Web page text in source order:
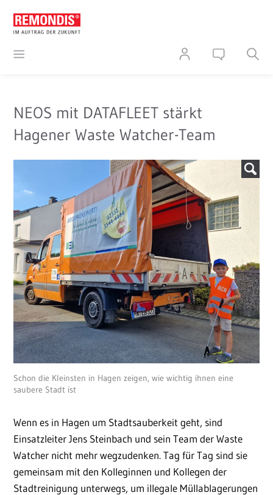
NEOS mit DATAFLEET stärkt
Hagener Waste Watcher-Team
Schon die Kleinsten in Hagen zeigen, wie wichtig ihnen eine
saubere Stadt ist
Wenn es in Hagen um Stadtsauberkeit geht, sind
Einsatzleiter Jens Steinbach und sein Team der Waste
Watcher nicht mehr wegzudenken. Tag für Tag sind sie
gemeinsam mit den Kolleginnen und Kollegen der
Stadtreinigung unterwegs, um illegale Müllablagerungen